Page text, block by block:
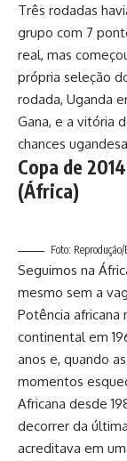
Três rodadas
grupo com 7
real, mas
própria seleção
rodada, Uganda
Gana, e a vitória
chances
Copa de
(África)
Foto:
Seguimos na
mesmo sem a
Potência
continental em
anos e, quando
momentos
Africana desde
decorrer da
acreditava em